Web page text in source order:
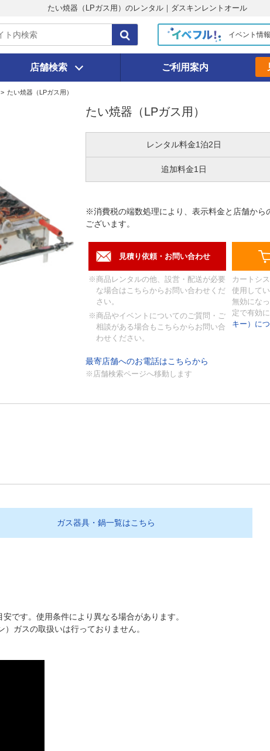
たい焼器（LPガス用）のレンタル｜ダスキンレントオール
イベント情
店舗検索 ご利用案内
> たい焼器（LPガス用）
たい焼器（LPガス用）
レンタル料金1泊2日
追加料金1日
※消費税の端数処理により、表示料金と店舗から
ございます。
※商品レンタルの他、設営・配送が必要
な場合はこちらからお問い合わせくだ
さい。
※商品やイベントについてのご質問・ご
相談がある場合もこちらからお問い合
わせください。
カートシ
使用して
無効にな
定で有効
キー）に
最寄店舗へのお電話はこちらから
※店舗検索ページへ移動します
ガス器具・鍋一覧はこちら
です。使用条件により異なる場合があります。
ガスの取扱いは行っておりません。